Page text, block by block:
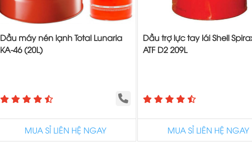
Dầu máy nén lạnh Total Lunaria
KA-46 (20L)
MUA SỈ LIÊN HỆ NGAY
Dầu trợ lực tay lái Shell
ATF D2 209L
MUA SỈ LIÊN HỆ NGAY